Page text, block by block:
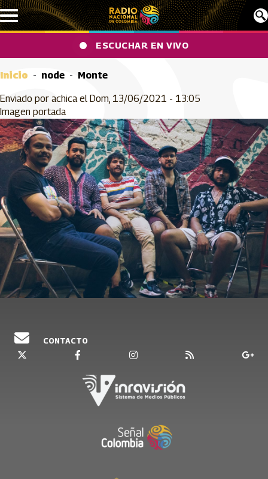
Pasar al contenido principal
ESCUCHAR EN VIVO
Inicio node Monte
Enviado por achicael Dom, 13/06/2021 - 13:05
Imagen portada
CONTACTO